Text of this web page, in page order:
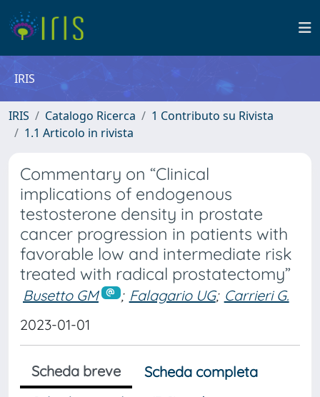
IRIS
IRIS Catalogo Ricerca
1 Contributo su Rivista
1.1 Articolo in rivista
Commentary on “Clinical
implications of endogenous
testosterone density in prostate
cancer progression in patients with
favorable low and intermediate risk
treated with radical prostatectomy”
Busetto GM ; Falagario UG; Carrieri G.
2023-01-01
Scheda breve
Scheda completa